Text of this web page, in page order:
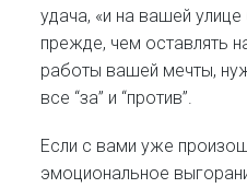
удача, «и на вашей
прежде, чем оставлять
работы вашей мечты,
все “за” и “против”.
Если с вами уже
эмоциональное